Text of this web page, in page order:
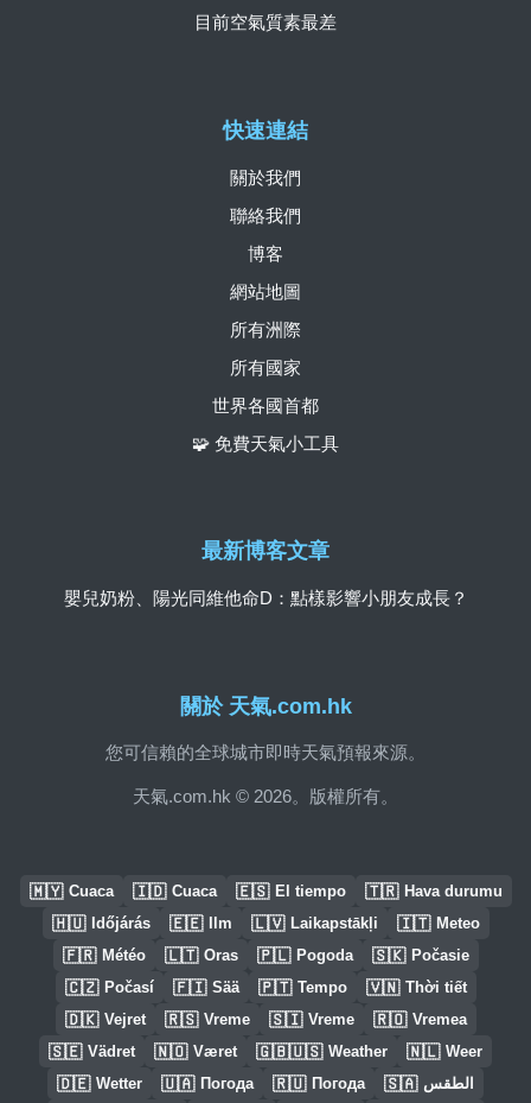
關於 天氣.com.hk
您可信賴的全球城市即時天氣預報來源。
天氣.com.hk © 2026。版權所有。
快速連結
關於我們
聯絡我們
博客
網站地圖
所有洲際
所有國家
世界各國首都
🧩 免費天氣小工具
目前空氣質素最差
最新博客文章
嬰兒奶粉、陽光同維他命D：點樣影響小朋友成長？
🇲🇾 Cuaca 🇮🇩 Cuaca 🇪🇸 El tiempo 🇹🇷 Hava durumu
🇭🇺 Időjárás 🇪🇪 Ilm 🇱🇻 Laikapstākļi 🇮🇹 Meteo
🇫🇷 Météo 🇱🇹 Oras 🇵🇱 Pogoda 🇸🇰 Počasie
🇨🇿 Počasí 🇫🇮 Sää 🇵🇹 Tempo 🇻🇳 Thời tiết
🇩🇰 Vejret 🇷🇸 Vreme 🇸🇮 Vreme 🇷🇴 Vremea
🇸🇪 Vädret 🇳🇴 Været 🇬🇧🇺🇸 Weather 🇳🇱 Weer
🇩🇪 Wetter 🇺🇦 Погода 🇷🇺 Погода 🇸🇦 الطقس